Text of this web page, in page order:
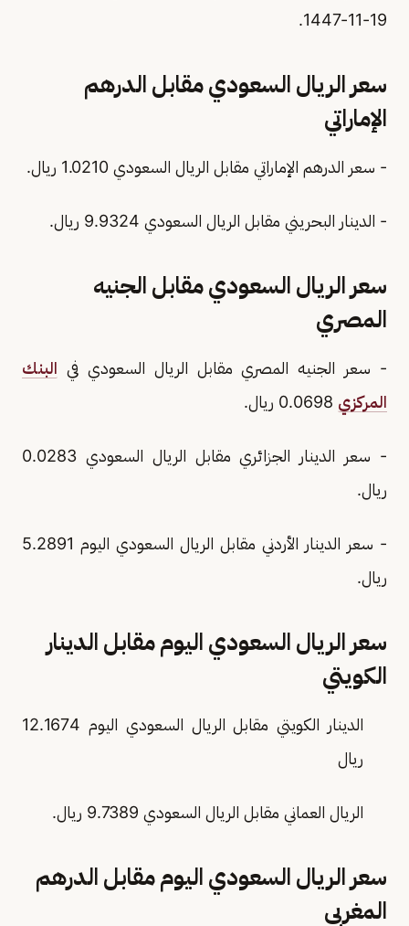
19-11-1447.
سعر الريال السعودي مقابل الدرهم
الإماراتي
- سعر الدرهم الإماراتي مقابل الريال السعودي 1.0210 ريال.
- الدينار البحريني مقابل الريال السعودي 9.9324 ريال.
سعر الريال السعودي مقابل الجنيه
المصري
- سعر الجنيه المصري مقابل الريال السعودي في البنك
المركزي
- سعر الدينار الجزائري مقابل الريال السعودي 0.0283
ريال.
- سعر الدينار الأردني مقابل الريال السعودي اليوم 5.2891
ريال.
سعر الريال السعودي اليوم مقابل الدينار
الكويتي
الدينار الكويتي مقابل الريال السعودي اليوم 12.1674
ريال
الريال العماني مقابل الريال السعودي 9.7389 ريال.
سعر الريال السعودي اليوم مقابل الدرهم
المغربي